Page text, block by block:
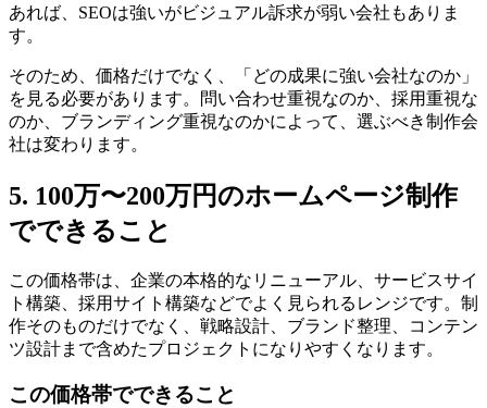
あれば、SEOは強いがビジュアル訴求が弱い会社もありま
す。
そのため、価格だけでなく、「どの成果に強い会社なのか」
を見る必要があります。問い合わせ重視なのか、採用重視な
のか、ブランディング重視なのかによって、選ぶべき制作会
社は変わります。
5. 100万〜200万円のホームページ制作
でできること
この価格帯は、企業の本格的なリニューアル、サービスサイ
ト構築、採用サイト構築などでよく見られるレンジです。制
作そのものだけでなく、戦略設計、ブランド整理、コンテン
ツ設計まで含めたプロジェクトになりやすくなります。
この価格帯でできること